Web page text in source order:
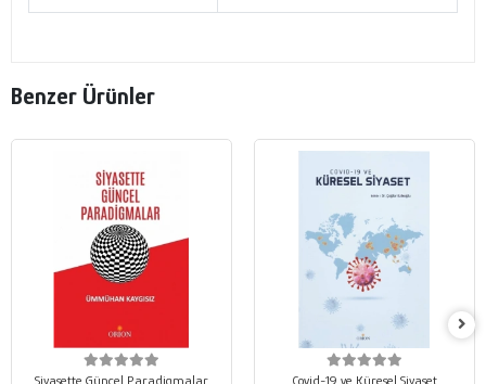
Benzer Ürünler
Siyasette Güncel Paradigmalar Covid-19 ve Küresel Siyaset